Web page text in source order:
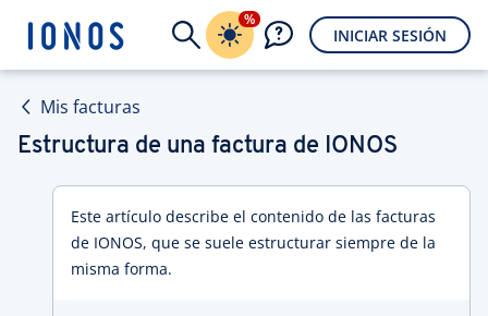
%
INICIAR SESIÓN
Mis facturas
Estructura de una factura de IONOS
Este artículo describe el contenido de las facturas
de IONOS, que se suele estructurar siempre de la
misma forma.